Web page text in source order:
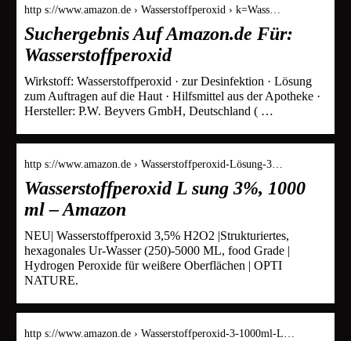
http s://www.amazon.de › Wasserstoffperoxid › k=Wass…
Suchergebnis Auf Amazon.de Für:
Wasserstoffperoxid
Wirkstoff: Wasserstoffperoxid · zur Desinfektion · Lösung
zum Auftragen auf die Haut · Hilfsmittel aus der Apotheke ·
Hersteller: P.W. Beyvers GmbH, Deutschland ( …
http s://www.amazon.de › Wasserstoffperoxid-Lösung-3…
Wasserstoffperoxid L sung 3%, 1000
ml – Amazon
NEU| Wasserstoffperoxid 3,5% H2O2 |Strukturiertes,
hexagonales Ur-Wasser (250)-5000 ML, food Grade |
Hydrogen Peroxide für weißere Oberflächen | OPTI
NATURE.
http s://www.amazon.de › Wasserstoffperoxid-3-1000ml-L…